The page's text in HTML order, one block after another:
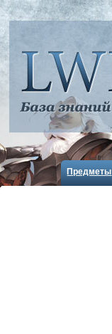
Предметы